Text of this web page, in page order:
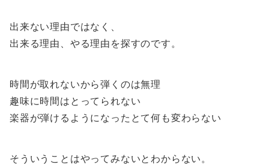
出来ない理由ではなく、
出来る理由、やる理由を探すのです。
時間が取れないから弾くのは無理
趣味に時間はとってられない
楽器が弾けるようになったとて何も変わらない
そういうことはやってみないとわからない。